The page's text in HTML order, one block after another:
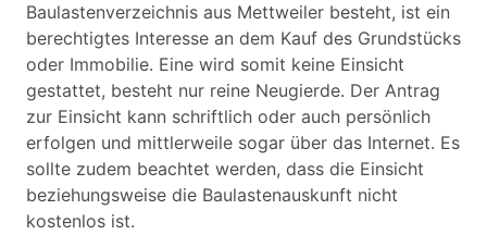
Baulastenverzeichnis aus Mettweiler besteht, ist ein
berechtigtes Interesse an dem Kauf des Grundstücks
oder Immobilie. Eine wird somit keine Einsicht
gestattet, besteht nur reine Neugierde. Der Antrag
zur Einsicht kann schriftlich oder auch persönlich
erfolgen und mittlerweile sogar über das Internet. Es
sollte zudem beachtet werden, dass die Einsicht
beziehungsweise die Baulastenauskunft nicht
kostenlos ist.